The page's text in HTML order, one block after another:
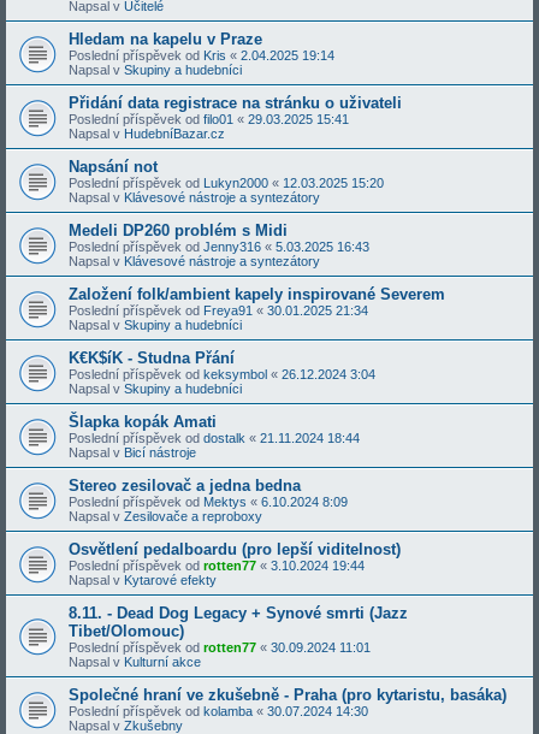
Napsal v Učitelé
Hledam na kapelu v Praze
Poslední příspěvek od Kris « 2.04.2025 19:14
Napsal v Skupiny a hudebníci
Přidání data registrace na stránku o uživateli
Poslední příspěvek od filo01 « 29.03.2025 15:41
Napsal v HudebníBazar.cz
Napsání not
Poslední příspěvek od Lukyn2000 « 12.03.2025 15:20
Napsal v Klávesové nástroje a syntezátory
Medeli DP260 problém s Midi
Poslední příspěvek od Jenny316 « 5.03.2025 16:43
Napsal v Klávesové nástroje a syntezátory
Založení folk/ambient kapely inspirované Severem
Poslední příspěvek od Freya91 « 30.01.2025 21:34
Napsal v Skupiny a hudebníci
K€K$íK - Studna Přání
Poslední příspěvek od keksymbol « 26.12.2024 3:04
Napsal v Skupiny a hudebníci
Šlapka kopák Amati
Poslední příspěvek od dostalk « 21.11.2024 18:44
Napsal v Bicí nástroje
Stereo zesilovač a jedna bedna
Poslední příspěvek od Mektys « 6.10.2024 8:09
Napsal v Zesilovače a reproboxy
Osvětlení pedalboardu (pro lepší viditelnost)
Poslední příspěvek od rotten77 « 3.10.2024 19:44
Napsal v Kytarové efekty
8.11. - Dead Dog Legacy + Synové smrti (Jazz
Tibet/Olomouc)
Poslední příspěvek od rotten77 « 30.09.2024 11:01
Napsal v Kulturní akce
Společné hraní ve zkušebně - Praha (pro kytaristu, basáka)
Poslední příspěvek od kolamba « 30.07.2024 14:30
Napsal v Zkušebny